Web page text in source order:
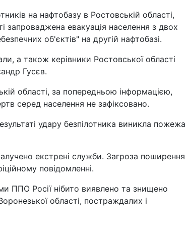
на нафтобазу в Ростовській області,
евакуація населення з двох
об'єктів" на другій нафтобазі.
а також керівники Ростовської області
Гусєв.
області, за попередньою інформацією,
серед населення не зафіксовано.
удару безпілотника виникла пожежа
екстрені служби. Загроза поширення
повідомленні.
ППО Росії нібито виявлено та знищено
області, постраждалих і